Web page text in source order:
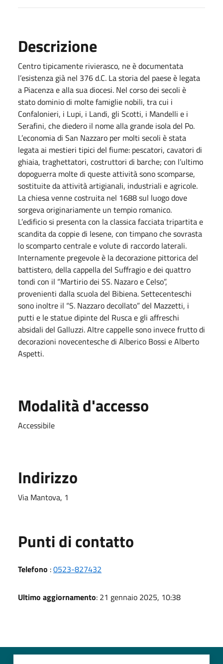
Descrizione
Centro tipicamente rivierasco, ne è documentata
l’esistenza già nel 376 d.C. La storia del paese è legata
a Piacenza e alla sua diocesi. Nel corso dei secoli è
stato dominio di molte famiglie nobili, tra cui i
Confalonieri, i Lupi, i Landi, gli Scotti, i Mandelli e i
Serafini, che diedero il nome alla grande isola del Po.
L’economia di San Nazzaro per molti secoli è stata
legata ai mestieri tipici del fiume: pescatori, cavatori di
ghiaia, traghettatori, costruttori di barche; con l’ultimo
dopoguerra molte di queste attività sono scomparse,
sostituite da attività artigianali, industriali e agricole.
La chiesa venne costruita nel 1688 sul luogo dove
sorgeva originariamente un tempio romanico.
L’edificio si presenta con la classica facciata tripartita e
scandita da coppie di lesene, con timpano che sovrasta
lo scomparto centrale e volute di raccordo laterali.
Internamente pregevole è la decorazione pittorica del
battistero, della cappella del Suffragio e dei quattro
tondi con il “Martirio dei SS. Nazaro e Celso”,
provenienti dalla scuola del Bibiena. Settecenteschi
sono inoltre il “S. Nazzaro decollato” del Mazzetti, i
putti e le statue dipinte del Rusca e gli affreschi
absidali del Galluzzi. Altre cappelle sono invece frutto di
decorazioni novecentesche di Alberico Bossi e Alberto
Aspetti.
Modalità d'accesso
Accessibile
Indirizzo
Via Mantova, 1
Punti di contatto
Telefono :0523-827432
Ultimo aggiornamento: 21 gennaio 2025, 10:38